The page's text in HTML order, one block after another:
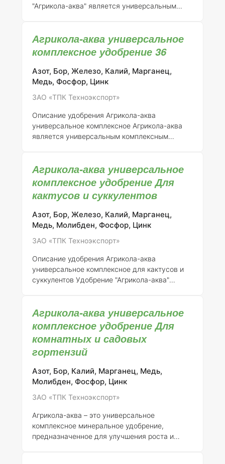
"Агрикола-аква" является универсальным
удобрения — ЗАО "ТПК Техноэкспорт" (номер
регистрации 046-11-731-1). Удобрение
предназначено для использования в
сельском хозяйстве и садоводстве, оно
может применяться как в открытом, так и в
концентрация"Агрикола-аква" представляет
собой водорастворимое удобрение,
содержащее все необходимые макро- и
микроэлементы
Агрикола-аква универсальное
комплексное удобрение 36
Азот, Бор, Железо, Калий, Марганец,
Медь, Фосфор, Цинк
ЗАО «ТПК Техноэкспорт»
Описание удобрения Агрикола-аква
универсальное комплексноеАгрикола-аква
является универсальным комплексным
сельскохозяйственных культур. Данное
удобрение регистрировано ЗАО «ТПК
Техноэкспорт» под номером 046-11-731-1.
Состав элементов и концентрацияУдобрение
содержит сбалансированный набор макро- и
микроэлементов, необходимых для
полноценного питания растений. Основные
компоненты включают: - Азот (N) — 36%:
масс
Агрикола-аква универсальное
комплексное удобрение Для
кактусов и суккулентов
Азот, Бор, Железо, Калий, Марганец,
Медь, Молибден, Фосфор, Цинк
ЗАО «ТПК Техноэкспорт»
Описание удобрения Агрикола-аква
универсальное комплексное для кактусов и
суккулентов
специально для удобрения кактусов и
суккулентов. Оно зарегистрировано ЗАО "ТПК
Техноэкспорт" под номером 046-11-731-1.
Данное удобрение обеспечивает растения
всеми необходимыми питательными
и развитию.Состав элементов с
концентрациейСостав удобрения "Агрикола-
аква" включает в себя следующие элементы:
Агрикола-аква универсальное
комплексное удобрение Для
комнатных и садовых
гортензий
Азот, Бор, Калий, Марганец, Медь,
Молибден, Фосфор, Цинк
ЗАО «ТПК Техноэкспорт»
Агрикола-аква – это универсальное
комплексное минеральное удобрение,
предназначенное для улучшения роста и